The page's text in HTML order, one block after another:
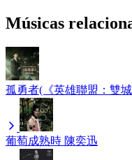
Músicas
孤勇者(《英雄聯盟：雙
葡萄成熟時 陳奕迅